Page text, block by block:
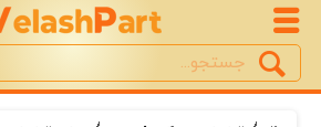
Search
جستجو